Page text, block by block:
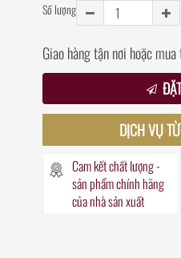
Số lượng
Giao hàng tận nơi hoặc
DỊCH VỤ
Cam kết chất lượng -
sản phẩm chính hãng
của nhà sản xuất